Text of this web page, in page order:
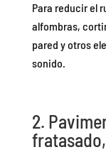
Para reducir el
alfombras,
pared y otros
sonido.
2.